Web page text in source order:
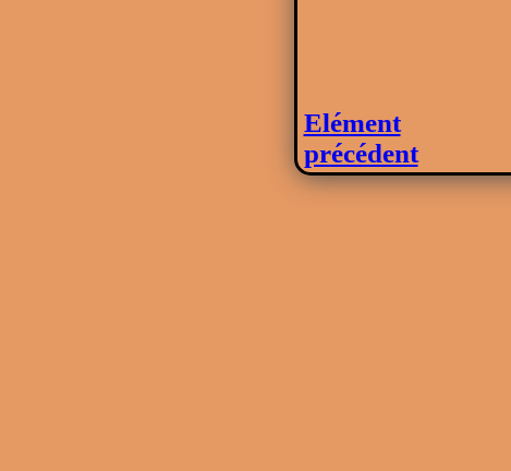
Elément
précédent